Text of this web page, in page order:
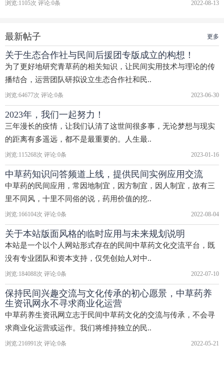
浏览:1105次 评论:0条 2022-08-13
最新帖子 更多
关于生态合作社与民间后援团专版成立的构想！
为了更好地研究青草药的相关知识，让民间实用技术与理论的传
播结合，运营团队研拟设立生态合作社和民..
浏览:64677次 评论:0条 2023-06-30
2023年，我们一起努力！
三年漫长的疫情，让我们认清了这世间很多事，无论梦想与现实
的距离有多遥远，都不是最重要的。人生最..
浏览:115268次 评论:0条 2023-01-16
中草药知识问答频道上线，提供民间实例应用交流
中草药的民间应用，常因地制宜，因方制宜，因人制宜，故有三
里不同风，十里不同俗的说，药用价值的挖..
浏览:166104次 评论:0条 2022-08-04
关于本站版面风格的临时应用与未来规划说明
本站是一个以个人网站形式存在的民间中草药文化交流平台，既
没有专业团队和资本支持，仅凭创始人对中..
浏览:184088次 评论:0条 2022-07-10
保持民间兴趣交流与文化传承的初心愿景，中草药养
生资讯网永不寻求商业化运营
中草药养生资讯网立志于民间中草药文化的交流与传承，不会寻
求商业化运营或运作。我们将维持独立的民..
浏览:216991次 评论:0条 2022-05-21